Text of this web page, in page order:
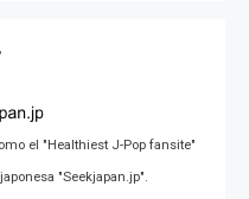
el "Healthiest J-Pop fansite"
"Seekjapan.jp".